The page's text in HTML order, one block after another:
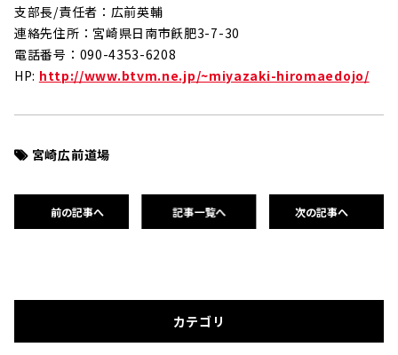
支部長/責任者：広前英輔
連絡先住所：宮崎県日南市飫肥3-7-30
電話番号：090-4353-6208
HP: http://www.btvm.ne.jp/~miyazaki-hiromaedojo/
宮崎広前道場
前の記事へ 記事一覧へ 次の記事へ
カテゴリ